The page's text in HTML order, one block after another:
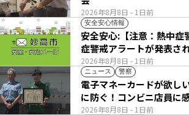
2026年8月8日 - 1日前
安全安心情報
2026年8月8日 - 1日前
安全安心:【注意：熱中症
症警戒アラートが発表さ
ニュース 警察
2026年8月8日 - 1日前
電子マネーカードが欲し
に防ぐ！コンビニ店員に